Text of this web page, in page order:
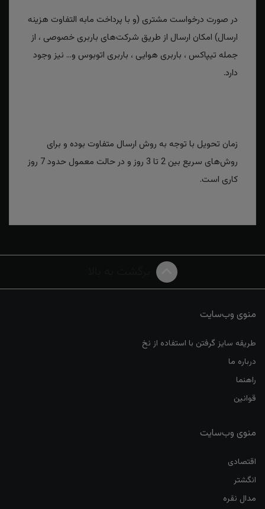
در صورت درخواست مشتری (و با پرداخت مابه التفاوت هزینه
ارسال) امکان ارسال از طریق شرکت‌های باربری خصوصی ، از
جمله تیپاکس ، باربری هوایی ، باربری اتوبوس و... نیز وجود
دارد.
زمان تحویل با توجه به روش ارسال متفاوت بوده و برای
روش‌های سریع بین 2 تا 3 روز و در حالت معمول حدود 7 روز
کاری است.
منوی وب‌سایت
طریقه سایز گرفتن با استفاده از نخ
درباره ما
راهنما
قوانین
منوی وب‌سایت
اقتصادی
انگشتر
مدال نقره